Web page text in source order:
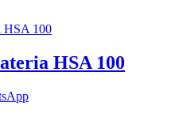
HSA 100